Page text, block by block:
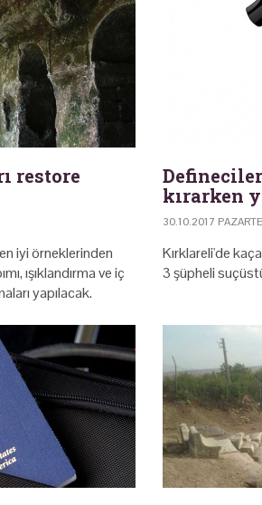
restore
iyi örneklerinden
ışıklandırma ve iç
yapılacak.
kırarken
30.10.2017
Kırklareli'de
3 şüpheli